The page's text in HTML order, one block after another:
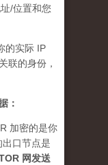
/位置和您
的实际 IP
联的身份，
：
加密的是你
口节点是
网发送